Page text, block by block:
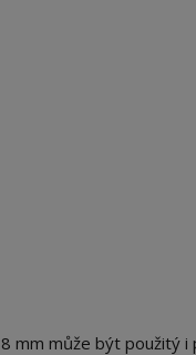
mm může být použitý i